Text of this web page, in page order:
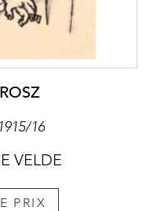
16
VELDE
PRIX